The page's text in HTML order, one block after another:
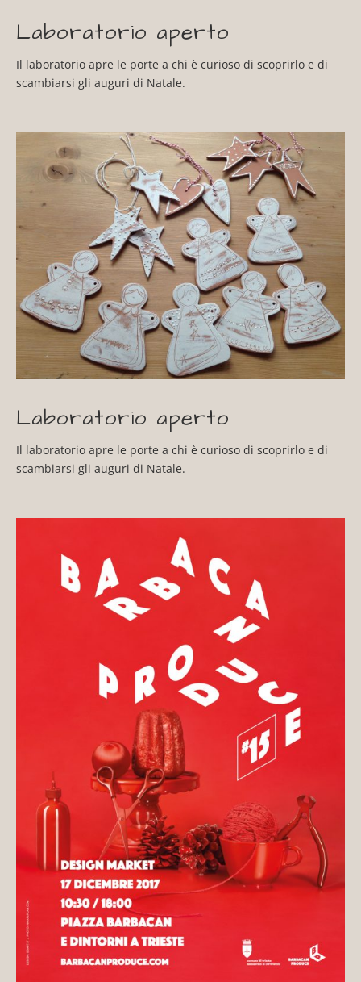
Laboratorio aperto
Il laboratorio apre le porte a chi è curioso di scoprirlo e di
scambiarsi gli auguri di Natale.
Laboratorio aperto
Il laboratorio apre le porte a chi è curioso di scoprirlo e di
scambiarsi gli auguri di Natale.